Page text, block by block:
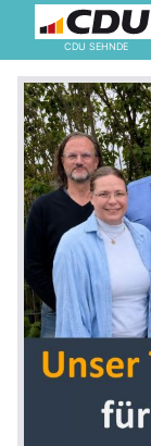
CDU SEHNDE